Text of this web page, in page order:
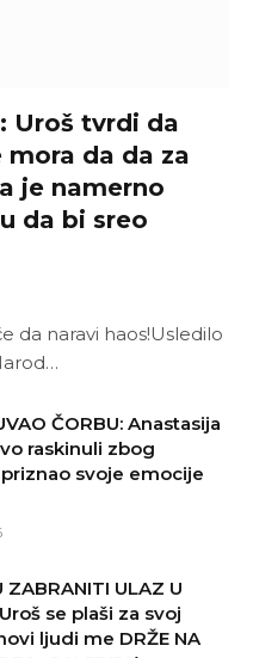
Uroš tvrdi da
da da za
je namerno
da bi sreo
da naravi haos!Usledilo
ČORBU: Anastasija
raskinuli zbog
svoje emocije
ZABRANITI ULAZ U
se plaši za svoj
ljudi me DRŽE NA